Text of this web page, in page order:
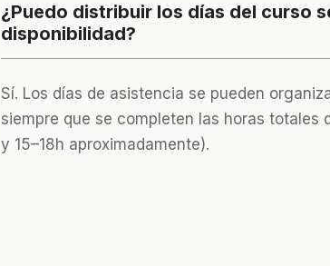
¿Puedo distribuir los días del curso
disponibilidad?
Sí. Los días de asistencia se pueden
siempre que se completen las horas totales
y 15–18h aproximadamente).